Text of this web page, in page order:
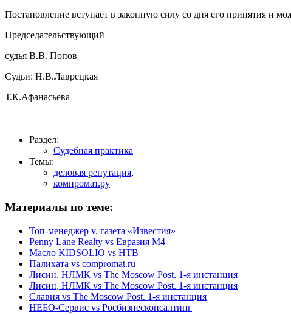
Постановление вступает в законную силу со дня его принятия и
Председательствующий
судья В.В. Попов
Судьи: Н.В.Лаврецкая
Т.К.Афанасьева
Раздел:
Судебная практика
Темы:
деловая репутация,
компромат.ру
Материалы по теме:
Топ-менеджер v. газета «Известия»
Penny Lane Realty vs Евразия М4
Масло KIDSOLIO vs НТВ
Палихата vs compromat.ru
Лисин, НЛМК vs The Moscow Post. 1-я инстанция
Лисин, НЛМК vs The Moscow Post. 1-я инстанция
Славия vs The Moscow Post. 1-я инстанция
НЕБО-Сервис vs Росбизнесконсалтинг